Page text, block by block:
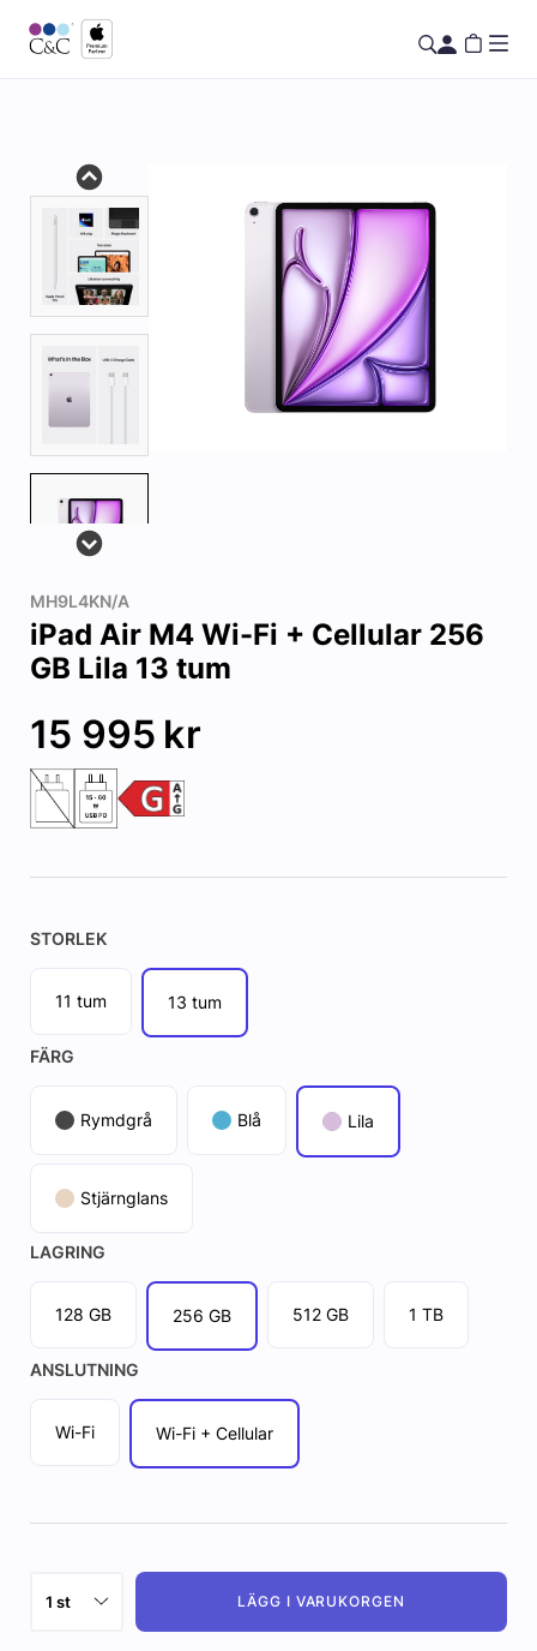
MH9L4KN/A
iPad Air M4 Wi-Fi + Cellular 256
GB Lila 13 tum
15 995 kr
STORLEK
11 tum 13 tum
FÄRG
Rymdgrå Blå Lila
Stjärnglans
LAGRING
128 GB 256 GB 512 GB 1 TB
ANSLUTNING
Wi-Fi Wi-Fi + Cellular
LÄGG I VARUKORGEN